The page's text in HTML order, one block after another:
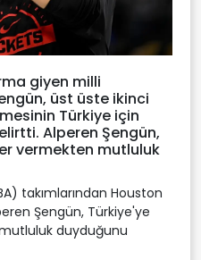
giyen milli
üst üste ikinci
Türkiye için
Alperen Şengün,
vermekten mutluluk
takımlarından Houston
Şengün, Türkiye'ye
duyduğunu